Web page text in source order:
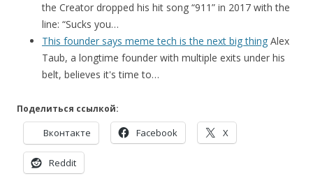
the Creator dropped his hit song “911” in 2017 with the
line: “Sucks you…
This founder says meme tech is the next big thing Alex
Taub, a longtime founder with multiple exits under his
belt, believes it's time to…
Поделиться ссылкой:
Вконтакте Facebook X
Reddit